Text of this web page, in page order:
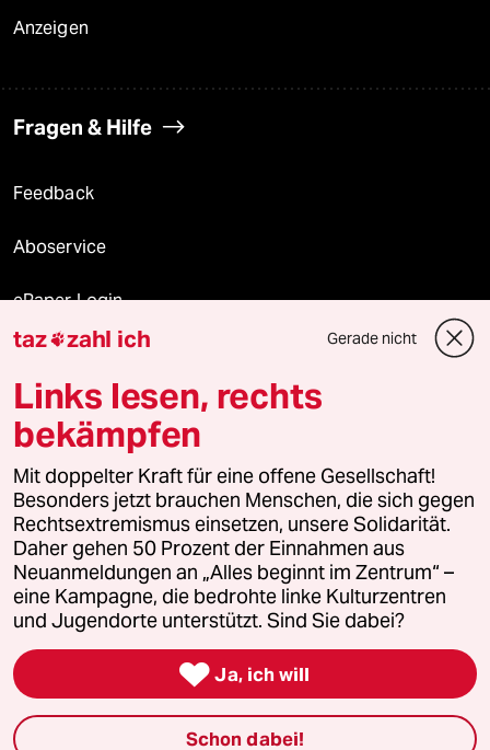
Anzeigen
Fragen & Hilfe
Feedback
Aboservice
ePaper Login
Downloads für Abonnierende
© 2026 taz Verlags und Vertriebs GmbH
Alle Rechte vorbehalten. Bei rechtlichen Fragen oder für Genehmigungen
wenden Sie sich bitte an
lizenzen@taz.de
Feedback Redaktionsstatut Kommune-Richtlinien
Leitlinie Informant Datenschutz Impressum AGB
Seitenwende Einwilligungen widerrufen (Ads)
taz zahl ich Gerade nicht
Links lesen, rechts
bekämpfen
Mit doppelter Kraft für eine offene Gesellschaft!
Besonders jetzt brauchen Menschen, die sich gegen
Rechtsextremismus einsetzen, unsere Solidarität.
Daher gehen 50 Prozent der Einnahmen aus
Neuanmeldungen an „Alles beginnt im Zentrum“ –
eine Kampagne, die bedrohte linke Kulturzentren
und Jugendorte unterstützt. Sind Sie dabei?
 Ja, ich will
Schon dabei!